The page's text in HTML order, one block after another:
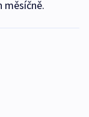
měsíčně.